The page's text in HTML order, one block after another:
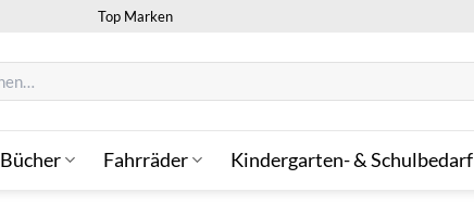
Top Marken
Bücher Fahrräder Kindergarten- & Schulbedarf